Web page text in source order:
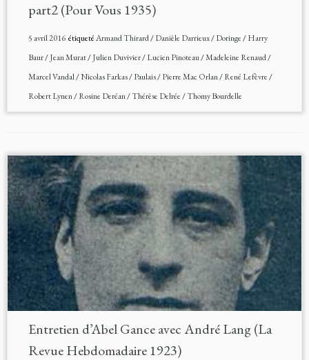
part2 (Pour Vous 1935)
5 avril 2016étiquetéArmand Thirard/Danièle Darrieux/Doringe/Harry
Baur/Jean Murat/Julien Duvivier/Lucien Pinoteau/Madeleine Renaud/
Marcel Vandal/Nicolas Farkas/Paulais/Pierre Mac Orlan/René Lefèvre/
Robert Lynen/Rosine Deréan/Thérèse Delrée/Thomy Bourdelle
Entretien d’Abel Gance avec André Lang (La
Revue Hebdomadaire 1923)